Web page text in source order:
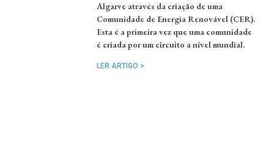
Algarve através da criação de uma
Comunidade de Energia Renovável (CER).
Esta é a primeira vez que uma comunidade
é criada por um circuito a nível mundial.
LER ARTIGO >